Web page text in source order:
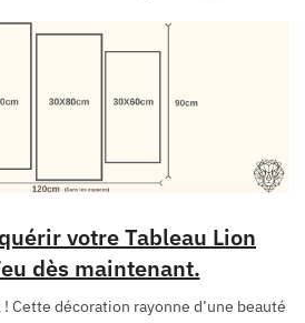
votre Tableau Lion
dès maintenant.
Cette décoration rayonne d’une beauté